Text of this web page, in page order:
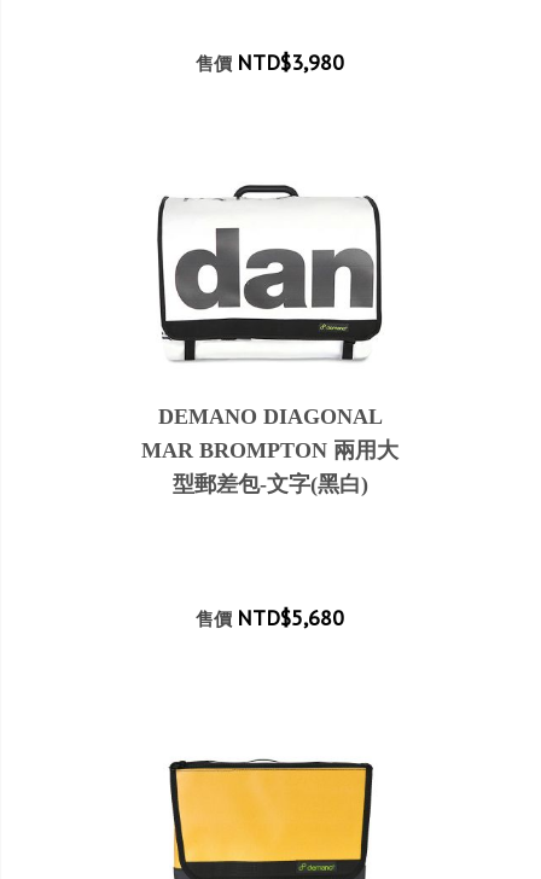
售價 NTD$3,980
DEMANO DIAGONAL
MAR BROMPTON 兩用大
型郵差包-文字(黑白)
售價 NTD$5,680